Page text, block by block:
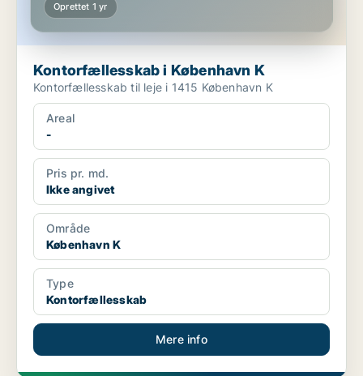
Oprettet 1 yr
Kontorfællesskab i København K
Kontorfællesskab til leje i 1415 København K
Areal
-
Pris pr. md.
Ikke angivet
Område
København K
Type
Kontorfællesskab
Mere info